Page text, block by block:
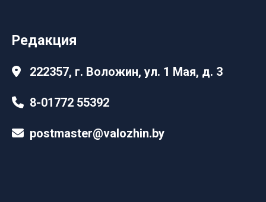
Редакция
222357, г. Воложин, ул. 1 Мая, д. 3
8-01772 55392
postmaster@valozhin.by